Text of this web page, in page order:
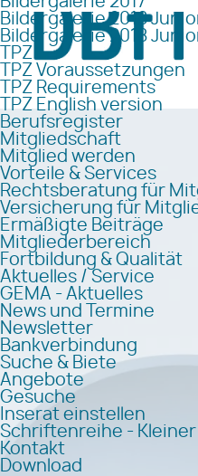
Bildergalerie 2018 Junior
Bildergalerie 2018 Junior
TPZ
TPZ Voraussetzungen
TPZ Requirements
TPZ English version
Berufsregister
Mitgliedschaft
Mitglied werden
Vorteile & Services
Rechtsberatung für
Versicherung für
Ermäßigte Beiträge
Mitgliederbereich
Fortbildung & Qualität
Aktuelles / Service
GEMA - Aktuelles
News und Termine
Newsletter
Bankverbindung
Suche & Biete
Angebote
Gesuche
Inserat einstellen
Schriftenreihe -
Kontakt
Download